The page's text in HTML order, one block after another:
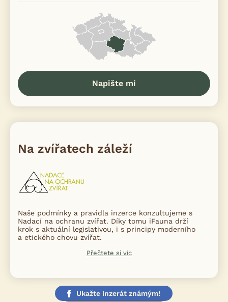
Napište mi
Na zvířatech záleží
Naše podmínky a pravidla inzerce konzultujeme s
Nadací na ochranu zvířat. Díky tomu iFauna drží
krok s aktuální legislativou, i s principy moderního
a etického chovu zvířat.
Přečtete si víc
Ukažte inzerát známým!